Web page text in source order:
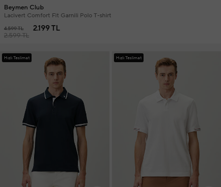
Beymen Club
Lacivert Comfort Fit Garnili Polo T-shirt
4.599 TL
2.599 TL
2.199 TL
Hızlı Teslimat Hızlı Teslimat